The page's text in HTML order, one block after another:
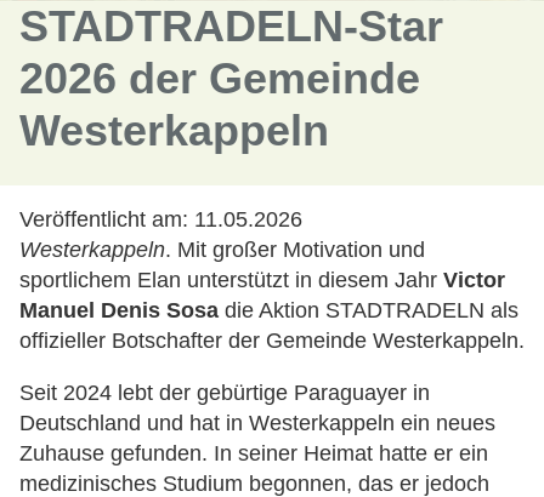
STADTRADELN-Star
2026 der Gemeinde
Westerkappeln
Veröffentlicht am: 11.05.2026
Westerkappeln. Mit großer Motivation und
sportlichem Elan unterstützt in diesem Jahr Victor
Manuel Denis Sosa die Aktion STADTRADELN als
offizieller Botschafter der Gemeinde Westerkappeln.
Seit 2024 lebt der gebürtige Paraguayer in
Deutschland und hat in Westerkappeln ein neues
Zuhause gefunden. In seiner Heimat hatte er ein
medizinisches Studium begonnen, das er jedoch